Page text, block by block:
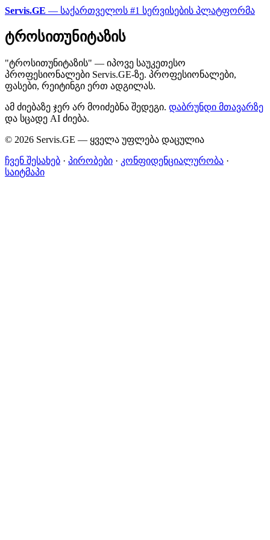
Servis.GE — საქართველოს #1 სერვისების პლატფორმა
ტროსითუნიტაზის
"ტროსითუნიტაზის" — იპოვე საუკეთესო
პროფესიონალები Servis.GE-ზე. პროფესიონალები,
ფასები, რეიტინგი ერთ ადგილას.
ამ ძიებაზე ჯერ არ მოიძებნა შედეგი. დაბრუნდი მთავარზე
და სცადე AI ძიება.
© 2026 Servis.GE — ყველა უფლება დაცულია
ჩვენ შესახებ · პირობები · კონფიდენციალურობა ·
საიტმაპი